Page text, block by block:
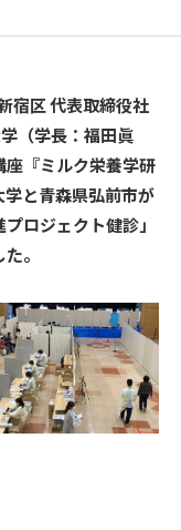
宿区 代表取締役社
（学長：福田眞
『ミルク栄養学研
と青森県弘前市が
ロジェクト健診」
。